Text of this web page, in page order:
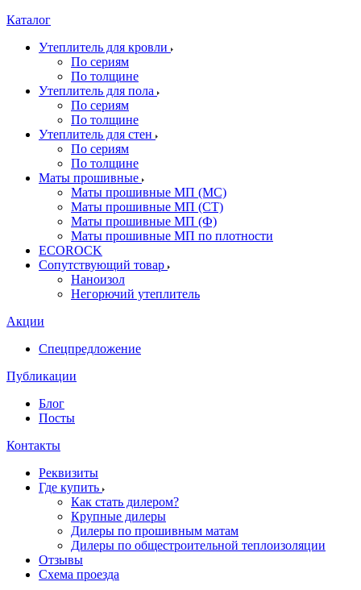
Каталог
Утеплитель для кровли
По сериям
По толщине
Утеплитель для пола
По сериям
По толщине
Утеплитель для стен
По сериям
По толщине
Маты прошивные
Маты прошивные МП (МС)
Маты прошивные МП (СТ)
Маты прошивные МП (Ф)
Маты прошивные МП по плотности
ECOROCK
Сопутствующий товар
Наноизол
Негорючий утеплитель
Акции
Спецпредложение
Публикации
Блог
Посты
Контакты
Реквизиты
Где купить
Как стать дилером?
Крупные дилеры
Дилеры по прошивным матам
Дилеры по общестроительной теплоизоляции
Отзывы
Схема проезда